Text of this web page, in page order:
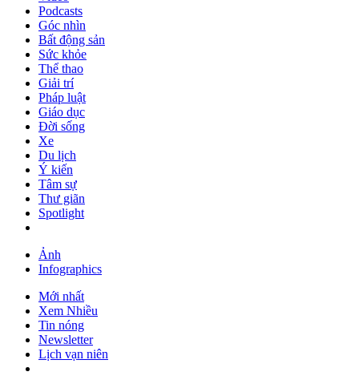
Podcasts
Góc nhìn
Bất động sản
Sức khỏe
Thể thao
Giải trí
Pháp luật
Giáo dục
Đời sống
Xe
Du lịch
Ý kiến
Tâm sự
Thư giãn
Spotlight
Ảnh
Infographics
Mới nhất
Xem Nhiều
Tin nóng
Newsletter
Lịch vạn niên